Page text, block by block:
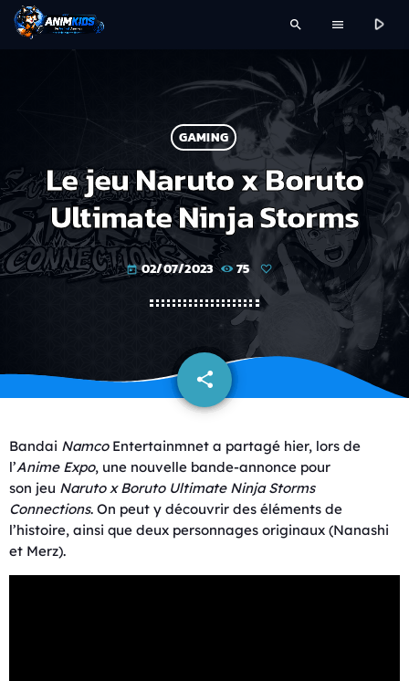
search menu play_arrow
GAMING
Le jeu Naruto x Boruto
Ultimate Ninja Storms
today 02/07/2023 75
share
email
Bandai NamcoEntertainmnet a partagé hier, lors de
l’Anime Expo, une nouvelle bande-annonce pour
son jeu NarutoxBorutoUltimate Ninja Storms
Connections. On peut y découvrir des éléments de
l’histoire, ainsi que deux personnages originaux (Nanashi
et Merz).